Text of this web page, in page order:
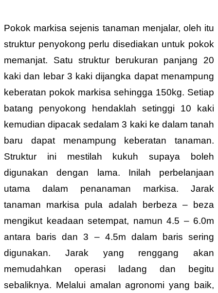
Pokok markisa sejenis tanaman menjalar, oleh itu
struktur penyokong perlu disediakan untuk pokok
memanjat. Satu struktur berukuran panjang 20
kaki dan lebar 3 kaki dijangka dapat menampung
keberatan pokok markisa sehingga 150kg. Setiap
batang penyokong hendaklah setinggi 10 kaki
kemudian dipacak sedalam 3 kaki ke dalam tanah
baru dapat menampung keberatan tanaman.
Struktur ini mestilah kukuh supaya boleh
digunakan dengan lama. Inilah perbelanjaan
utama dalam penanaman markisa. Jarak
tanaman markisa pula adalah berbeza – beza
mengikut keadaan setempat, namun 4.5 – 6.0m
antara baris dan 3 – 4.5m dalam baris sering
digunakan. Jarak yang renggang akan
memudahkan operasi ladang dan begitu
sebaliknya. Melalui amalan agronomi yang baik,